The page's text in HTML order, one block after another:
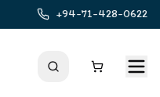
+94-71-428-0622